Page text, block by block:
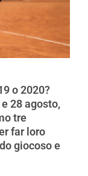
o 2020?
28 agosto,
tre
far loro
giocoso e